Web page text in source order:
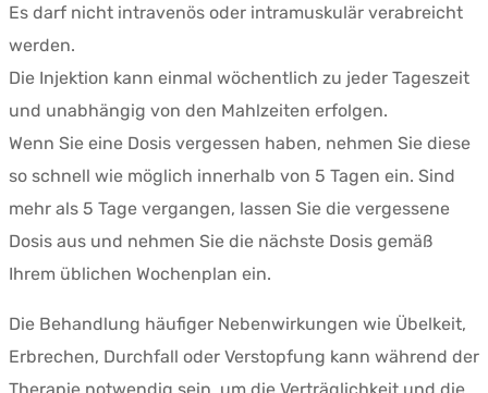
Es darf nicht intravenös oder intramuskulär verabreicht
werden.
Die Injektion kann einmal wöchentlich zu jeder Tageszeit
und unabhängig von den Mahlzeiten erfolgen.
Wenn Sie eine Dosis vergessen haben, nehmen Sie diese
so schnell wie möglich innerhalb von 5 Tagen ein. Sind
mehr als 5 Tage vergangen, lassen Sie die vergessene
Dosis aus und nehmen Sie die nächste Dosis gemäß
Ihrem üblichen Wochenplan ein.
Die Behandlung häufiger Nebenwirkungen wie Übelkeit,
Erbrechen, Durchfall oder Verstopfung kann während der